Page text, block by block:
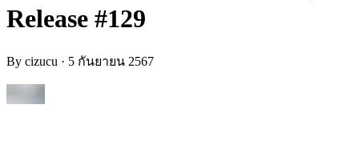
Release #129
By cizucu · 5 กันยายน 2567